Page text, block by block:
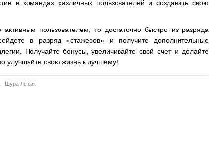
в командах различных пользователей и создавать свою
пользователем, то достаточно быстро из разряда
в разряд «стажеров» и получите дополнительные
Получайте бонусы, увеличивайте свой счет и делайте
улучшайте свою жизнь к лучшему!
Шура Лысак